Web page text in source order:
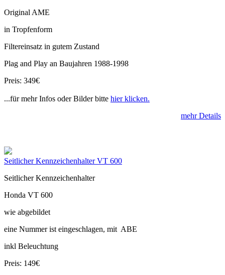
Original AME
in Tropfenform
Filtereinsatz in gutem Zustand
Plag and Play an Baujahren 1988-1998
Preis: 349€
...für mehr Infos oder Bilder bitte hier klicken.
mehr Details
Seitlicher Kennzeichenhalter VT 600
Seitlicher Kennzeichenhalter
Honda VT 600
wie abgebildet
eine Nummer ist eingeschlagen, mit ABE
inkl Beleuchtung
Preis: 149€